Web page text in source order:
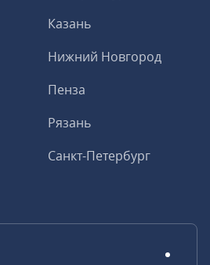
Казань
Нижний Новгород
Пенза
Рязань
Санкт-Петербург